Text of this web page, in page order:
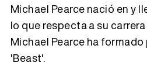
Michael Pearce nació en y
lo que respecta a su
Michael Pearce ha
'Beast'.